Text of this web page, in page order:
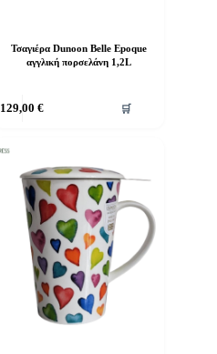
Τσαγιέρα Dunoon Belle Epoque
αγγλική πορσελάνη 1,2L
129,00€ 🛒